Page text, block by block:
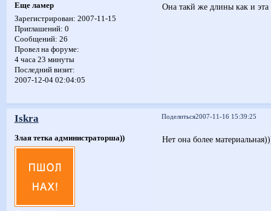
Еще ламер
Зарегистрирован: 2007-11-15
Приглашений: 0
Сообщений: 26
Провел на форуме:
4 часа 23 минуты
Последний визит:
2007-12-04 02:04:05
Она такй же длины как и эта
Поделиться2007-11-16 15:39:25
Iskra
Злая тетка администраторша)) Нет она более